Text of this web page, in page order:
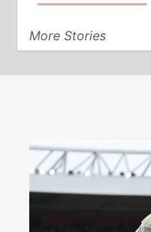
More Stories